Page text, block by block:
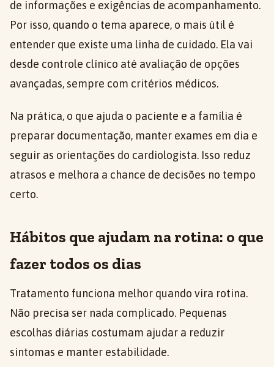
de informações e exigências de acompanhamento.
Por isso, quando o tema aparece, o mais útil é
entender que existe uma linha de cuidado. Ela vai
desde controle clínico até avaliação de opções
avançadas, sempre com critérios médicos.
Na prática, o que ajuda o paciente e a família é
preparar documentação, manter exames em dia e
seguir as orientações do cardiologista. Isso reduz
atrasos e melhora a chance de decisões no tempo
certo.
Hábitos que ajudam na rotina: o que
fazer todos os dias
Tratamento funciona melhor quando vira rotina.
Não precisa ser nada complicado. Pequenas
escolhas diárias costumam ajudar a reduzir
sintomas e manter estabilidade.